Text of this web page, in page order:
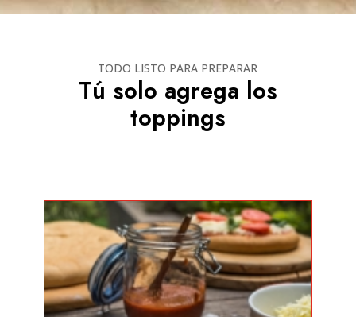
TODO LISTO PARA PREPARAR
Tú solo agrega los
toppings